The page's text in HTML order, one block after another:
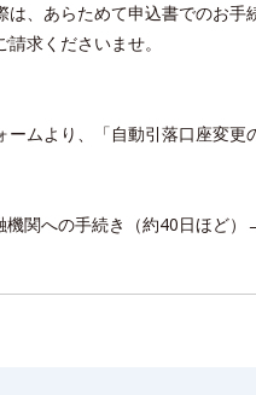
、あらためて申込書でのお手
求くださいませ。
ムより、「自動引落口座変更
関への手続き（約40日ほど）